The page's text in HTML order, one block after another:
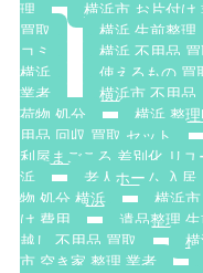
理
横浜市 お片付け
買取
横浜 生前整理
コミ
横浜 不用品
横浜
使えるもの 買
業者
横浜市 不用品
荷物 処分
横浜 整
用品 回収 買取 セット
利屋まごころ 差別化 リユ
浜
老人ホーム 入居
物 処分 横浜
横浜
け 費用
遺品整理
越し 不用品 買取
市 空き家 整理 業者